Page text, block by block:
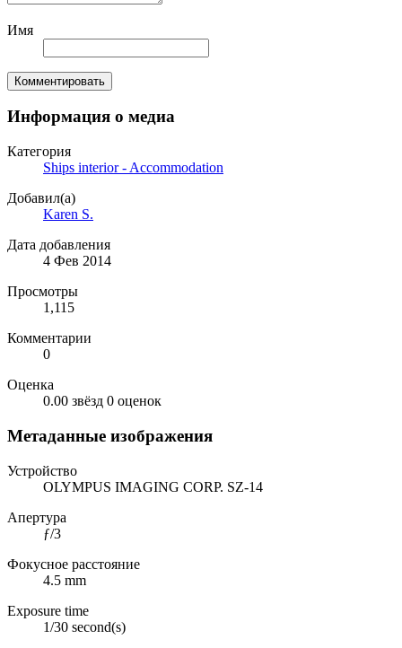
Имя
Комментировать
Информация о медиа
Категория
Ships interior - Accommodation
Добавил(а)
Karen S.
Дата добавления
4 Фев 2014
Просмотры
1,115
Комментарии
0
Оценка
0.00 звёзд 0 оценок
Метаданные изображения
Устройство
OLYMPUS IMAGING CORP. SZ-14
Апертура
ƒ/3
Фокусное расстояние
4.5 mm
Exposure time
1/30 second(s)